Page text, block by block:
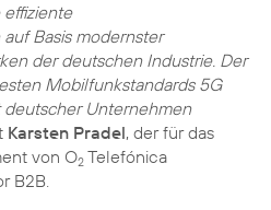
effiziente
Basis modernster
der deutschen Industrie. Der
Mobilfunkstandards 5G
Unternehmen
Karsten Pradel, der für das
von O2 Telefónica
B2B.